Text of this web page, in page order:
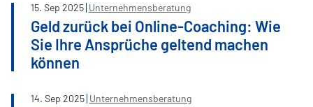
15. Sep 2025 Unternehmensberatung
Geld zurück bei Online-Coaching: Wie
Sie Ihre Ansprüche geltend machen
können
14. Sep 2025 Unternehmensberatung